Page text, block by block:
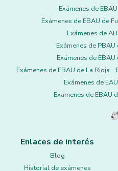
Exámenes de
Exámenes de EBAU de
Exámenes de
Exámenes de
Exámenes de
Exámenes de EBAU de La Rioja
Exámenes de
Exámenes de EBAU
Enlaces de interés
Blog
Historial de exámenes